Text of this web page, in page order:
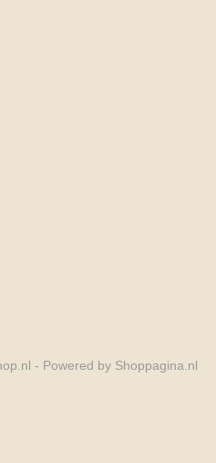
- Powered by Shoppagina.nl